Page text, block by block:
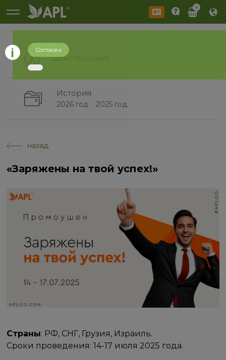
0
Действующие
История
2026 год 2025 год
назад
«Заряжены на твой успех!»
Страны: РФ, СНГ, Грузия, Израиль.
Сроки проведения: 14-17 июля 2025 года.
Согласен